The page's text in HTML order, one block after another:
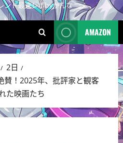
ンド最速レポbyかんな
AMAZON
2日
賛！2025年、批評家と観客
た映画たち